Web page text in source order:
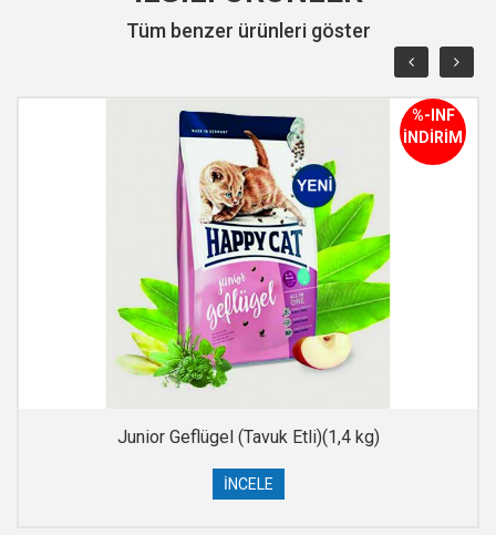
Tüm benzer ürünleri göster
%-INF
İNDİRİM
Junior Geflügel (Tavuk Etli)(1,4 kg)
İNCELE